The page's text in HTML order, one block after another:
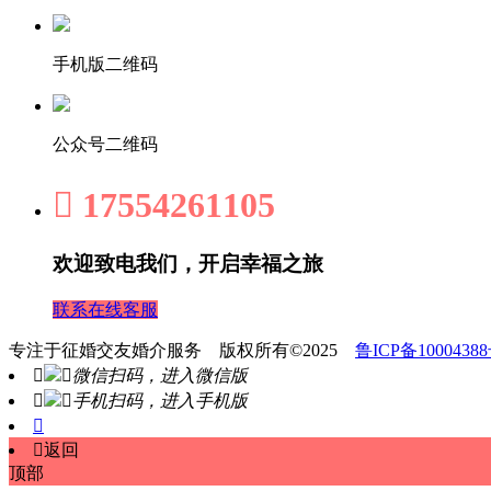
手机版二维码
公众号二维码
 17554261105
欢迎致电我们，开启幸福之旅
联系在线客服
专注于征婚交友婚介服务 版权所有©2025 鲁ICP备

微信扫码，进入微信版

手机扫码，进入手机版

返回
顶部